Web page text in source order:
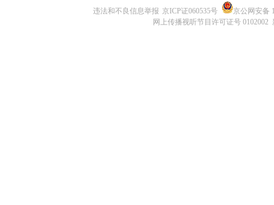
违法和不良信息举报 京ICP证060535号
京公网安备
网上传播视听节目许可证号 0102002